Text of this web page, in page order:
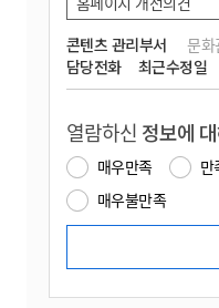
콘텐츠 관리부서
문
담당전화
최근수정일
열람하신 정보에
매우만족 만
매우불만족